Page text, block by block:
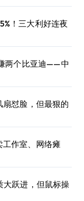
！三大利好连夜
两个比亚迪——中
怼脸，但最狠的
作室、网络瘫
大跃进，但鼠标操